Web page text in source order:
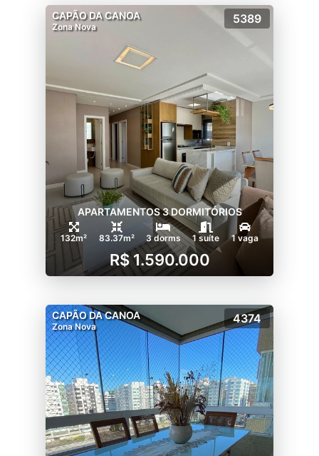
CAPÃO DA CANOA
Zona Nova
5389
APARTAMENTOS 3 DORMITÓRIOS
132m² 83.37m² 3 dorms 1 suíte 1 vaga
R$ 1.590.000
CAPÃO DA CANOA
Zona Nova
4374